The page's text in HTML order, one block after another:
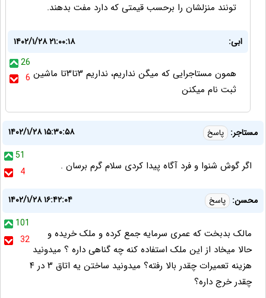
تونند منزلشان را برحسب قیمتی که دارد مفت بدهند.
ابی:
۱۴۰۲/۱/۲۸ ۲۱:۰۰:۱۸
26
6 همون مستاجرایی که میگن نداریم، نداریم ۳تا۳تا ماشین
ثبت نام میکنن
مستاجر: پاسخ
۱۴۰۲/۱/۲۸ ۱۵:۳۰:۵۸
51
4
اگر گوش شنوا و فرد آگاه پیدا کردی سلام گرم برسان .
محسن: پاسخ
۱۴۰۲/۱/۲۸ ۱۶:۴۲:۰۴
101
32
مالک بدبخت که عمری سرمایه جمع کرده و ملک خریده و
حالا میخاد از این ملک استفاده کنه چه گناهی داره ؟ میدونید
هزینه تعمیرات چقدر بالا رفته؟ میدونید ساختن یه اتاق ۳ در ۴
چقدر خرج داره؟